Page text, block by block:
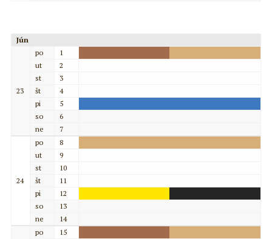
Jún
23
po
1
ut
2
st
3
št
4
pi
5
so
6
ne
7
24
po
8
ut
9
st
10
št
11
pi
12
so
13
ne
14
po
15